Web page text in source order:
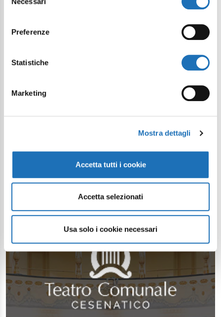
del
Preferenze
Statistiche
Marketing
Mostra dettagli
Accetta tutti i cookie
Accetta selezionati
Usa solo i cookie necessari